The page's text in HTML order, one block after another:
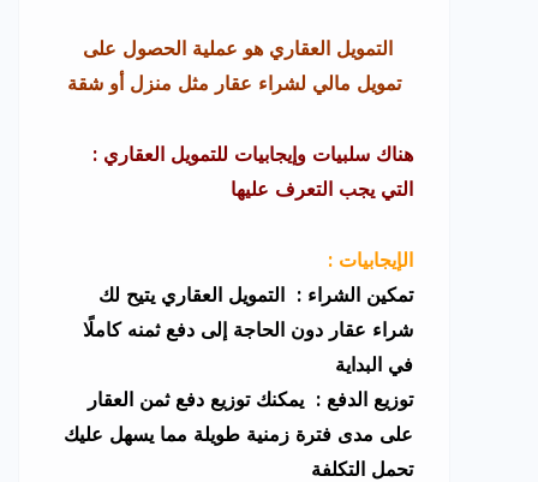
تمويل مالي لشراء عقار مثل منزل أو شقة
: هناك سلبيات وإيجابيات للتمويل العقاري
التي يجب التعرف عليها
: الإيجابيات
شراء عقار دون الحاجة إلى دفع ثمنه كاملًا
في البداية
على مدى فترة زمنية طويلة مما يسهل عليك
تحمل التكلفة